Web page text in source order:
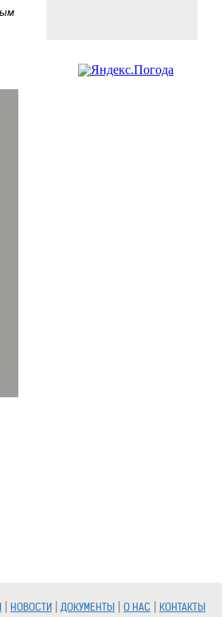
| НОВОСТИ | ДОКУМЕНТЫ | О НАС | КОНТАКТЫ